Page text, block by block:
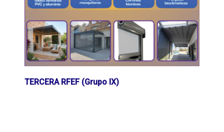
TERCERA RFEF (Grupo IX)